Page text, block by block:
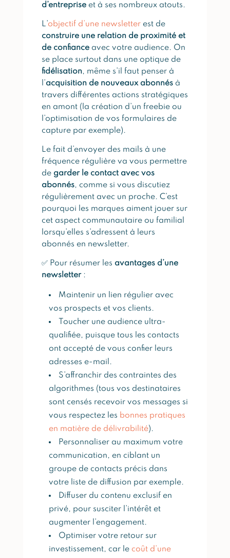
d’entrepriseet à ses nombreux atouts.
L’objectif d’une newsletterest de
construire une relation de proximité et
de confiance avec votre audience. On
se place surtout dans une optique de
fidélisation, même s’il faut penser à
l’acquisition de nouveaux abonnésà
travers différentes actions stratégiques
en amont (la création d’un freebie ou
l’optimisation de vos formulaires de
capture par exemple).
Le fait d’envoyer des mails à une
fréquence régulière va vous permettre
de garder le contact avec vos
abonnés, comme si vous discutiez
régulièrement avec un proche. C’est
pourquoi les marques aiment jouer sur
cet aspect communautaire ou familial
lorsqu’elles s’adressent à leurs
abonnés en newsletter.
✅ Pour résumer les avantages d’une
newsletter :
Maintenir un lien régulier avec
vos prospects et vos clients.
Toucher une audience ultra-
qualifiée, puisque tous les contacts
ont accepté de vous confier leurs
adresses e-mail.
S’affranchir des contraintes des
algorithmes (tous vos destinataires
sont censés recevoir vos messages si
vous respectez les bonnes pratiques
en matière de délivrabilité).
Personnaliser au maximum votre
communication, en ciblant un
groupe de contacts précis dans
votre liste de diffusion par exemple.
Diffuser du contenu exclusif en
privé, pour susciter l’intérêt et
augmenter l’engagement.
Optimiser votre retour sur
investissement, car le coût d’une